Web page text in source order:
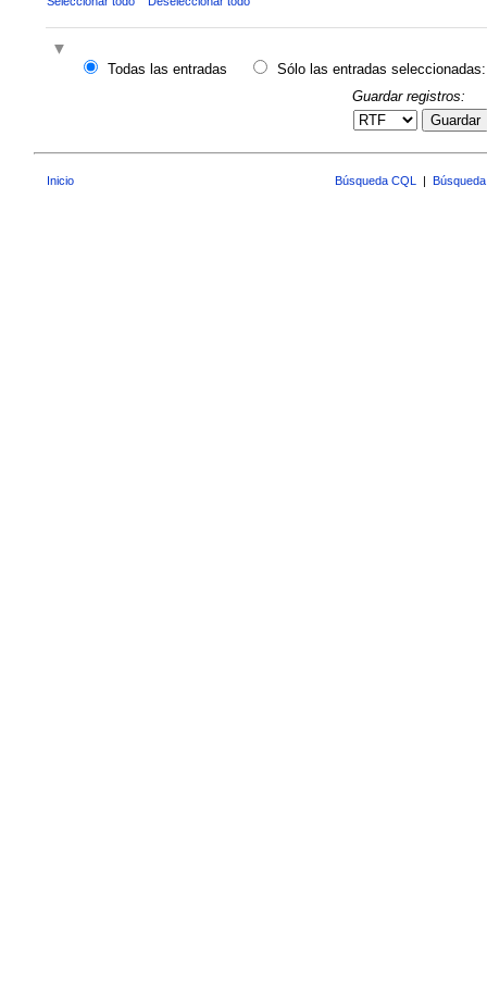
Todas las entradas
Sólo las entradas seleccionadas:
Guardar registros:
Guardar
Inicio Búsqueda CQL